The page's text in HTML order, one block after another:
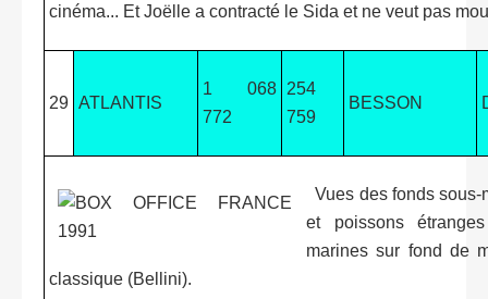
cinéma... Et Joëlle a contracté le Sida et ne veut pas
29 ATLANTIS
1 068
772
254
759
BESSON
Vues des fonds
et poissons
marines sur fond de
classique (Bellini).